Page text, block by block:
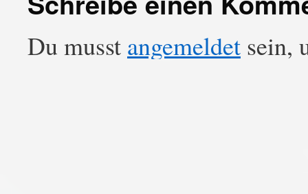
Du musst angemeldet sein,